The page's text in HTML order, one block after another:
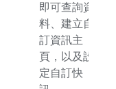
即可查詢資
料、建立自
訂資訊主
頁，以及設
定自訂快